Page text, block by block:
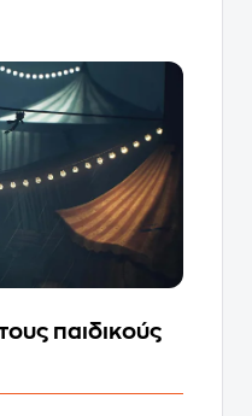
παιδικούς